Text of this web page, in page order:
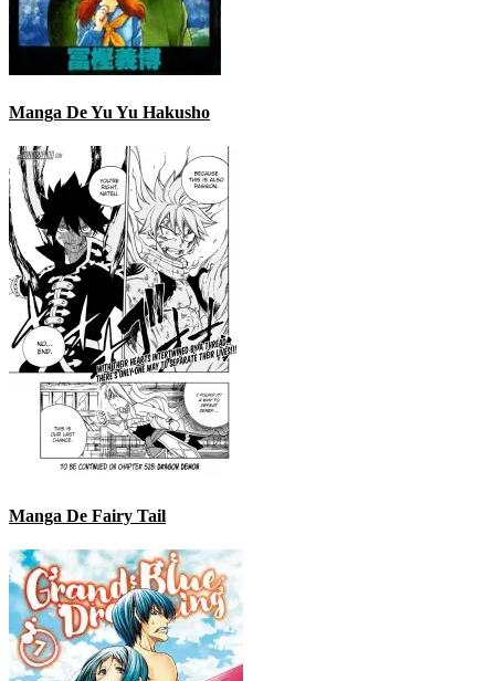
Manga De Yu Yu Hakusho
Manga De Fairy Tail